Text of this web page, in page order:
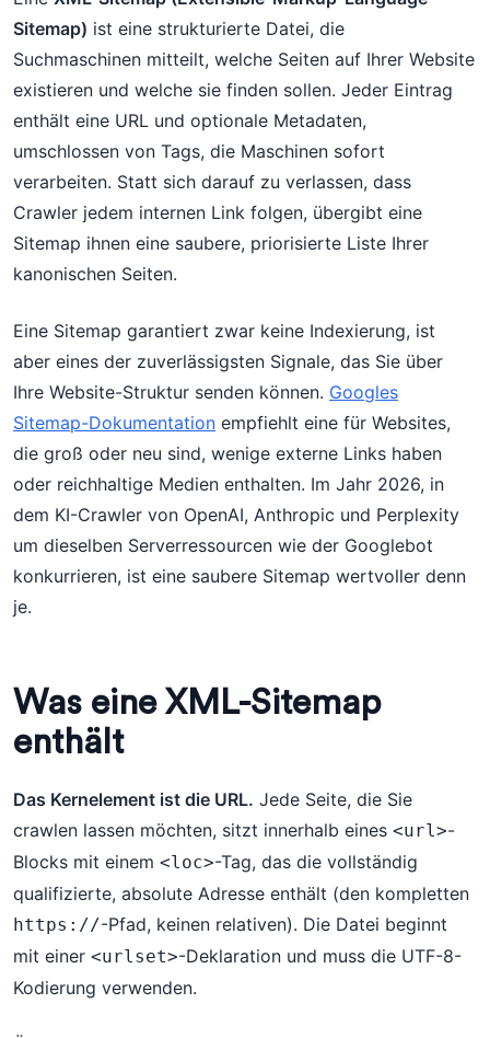
Sitemap) ist eine strukturierte Datei, die
Suchmaschinen mitteilt, welche Seiten auf Ihrer Website
existieren und welche sie finden sollen. Jeder Eintrag
enthält eine URL und optionale Metadaten,
umschlossen von Tags, die Maschinen sofort
verarbeiten. Statt sich darauf zu verlassen, dass
Crawler jedem internen Link folgen, übergibt eine
Sitemap ihnen eine saubere, priorisierte Liste Ihrer
kanonischen Seiten.
Eine Sitemap garantiert zwar keine Indexierung, ist
aber eines der zuverlässigsten Signale, das Sie über
Ihre Website-Struktur senden können. Googles
Sitemap-Dokumentation empfiehlt eine für Websites,
die groß oder neu sind, wenige externe Links haben
oder reichhaltige Medien enthalten. Im Jahr 2026, in
dem KI-Crawler von OpenAI, Anthropic und Perplexity
um dieselben Serverressourcen wie der Googlebot
konkurrieren, ist eine saubere Sitemap wertvoller denn
je.
Was eine XML-Sitemap
enthält
Das Kernelement ist die URL. Jede Seite, die Sie
crawlen lassen möchten, sitzt innerhalb eines <url>-
Blocks mit einem <loc>-Tag, das die vollständig
qualifizierte, absolute Adresse enthält (den kompletten
https://-Pfad, keinen relativen). Die Datei beginnt
mit einer <urlset>-Deklaration und muss die UTF-8-
Kodierung verwenden.